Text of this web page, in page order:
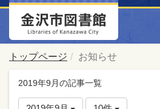
トップページ お知らせ
2019年9月の記事一覧